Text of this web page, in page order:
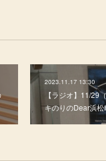
2023.11.17 13:30
【ラジオ】11/29
キのりのDear浜